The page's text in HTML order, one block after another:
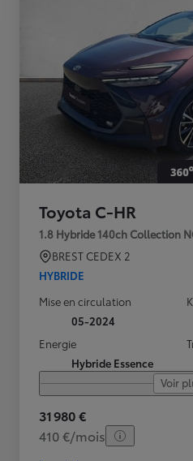
Toyota C-HR
1.8 Hybride 140ch Collection
BREST CEDEX 2
HYBRIDE
Mise en circulation
05-2024
Energie
Hybride Essence
Voir
31 980 €
410 €/mois